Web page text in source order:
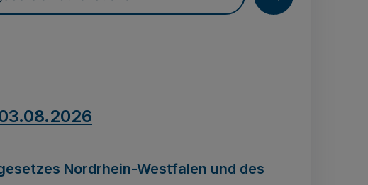
durchsuchen
Nordrhein-Westfalen und des